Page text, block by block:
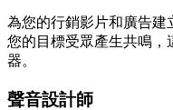
為您的行銷影片和廣告建
您的目標受眾產生共鳴，
器。
聲音設計師